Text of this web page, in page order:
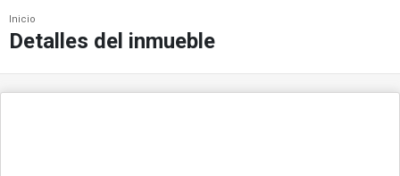
Inicio
Detalles del inmueble